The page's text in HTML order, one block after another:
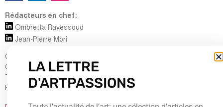
Rédacteurs en chef:
Ombretta Ravessoud
Jean-Pierre Möri
Cour Saint-Pierre, 5
CH-1204 Genève
Tel : + 41 (0) 22 700 13 80
Fax : + 41 (0) 22 735 60 38
LA LETTRE
D'ARTPASSIONS